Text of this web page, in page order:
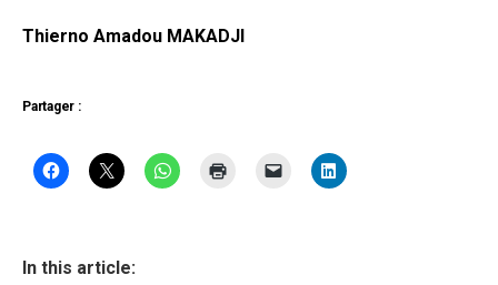
Thierno Amadou MAKADJI
Partager :
In this article: